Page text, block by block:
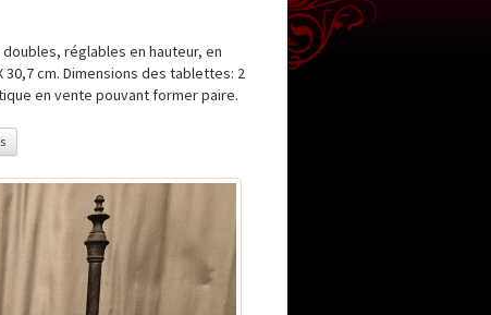
réglables en hauteur, en
cm. Dimensions des tablettes: 2
en vente pouvant former paire.